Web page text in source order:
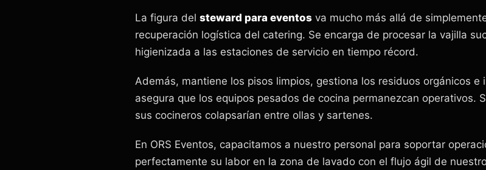
La figura del steward para eventos va mucho más allá de
recuperación logística del catering. Se encarga de procesar la vajilla
higienizada a las estaciones de servicio en tiempo récord.
Además, mantiene los pisos limpios, gestiona los residuos orgánicos
asegura que los equipos pesados de cocina permanezcan operativos.
sus cocineros colapsarían entre ollas y sartenes.
En ORS Eventos, capacitamos a nuestro personal para soportar
perfectamente su labor en la zona de lavado con el flujo ágil de